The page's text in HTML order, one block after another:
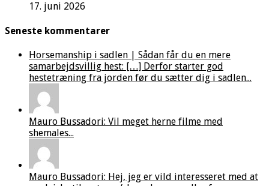
17. juni 2026
Seneste kommentarer
Horsemanship i sadlen | Sådan får du en mere
samarbejdsvillig hest: […] Derfor starter god
hestetræning fra jorden før du sætter dig i sadlen...
Mauro Bussadori: Vil meget herne filme med
shemales...
Mauro Bussadori: Hej, jeg er vild interesseret med at